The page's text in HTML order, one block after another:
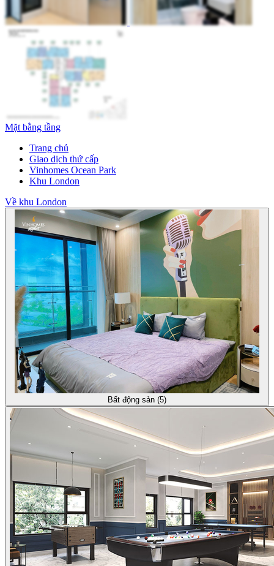
Mặt bằng tầng
Trang chủ
Giao dịch thứ cấp
Vinhomes Ocean Park
Khu London
Về khu London
Bất động sản (5)